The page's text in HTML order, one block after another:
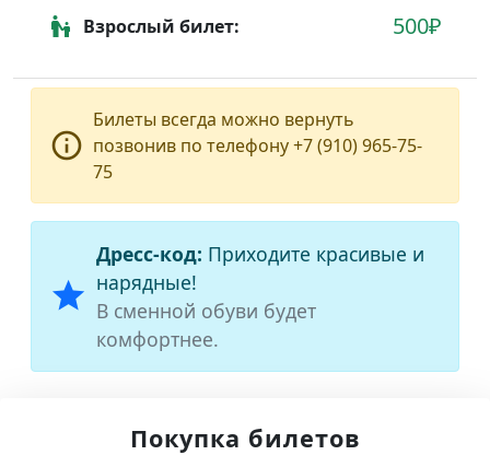
escalator_warning Взрослый билет: 500₽
info_outline
Билеты всегда можно вернуть
позвонив по телефону +7 (910) 965-75-
75
star
Дресс-код: Приходите красивые и
нарядные!
В сменной обуви будет
комфортнее.
Покупка билетов